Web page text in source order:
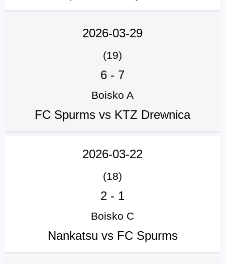
2026-03-29
(19)
6 - 7
Boisko A
FC Spurms vs KTZ Drewnica
2026-03-22
(18)
2 - 1
Boisko C
Nankatsu vs FC Spurms